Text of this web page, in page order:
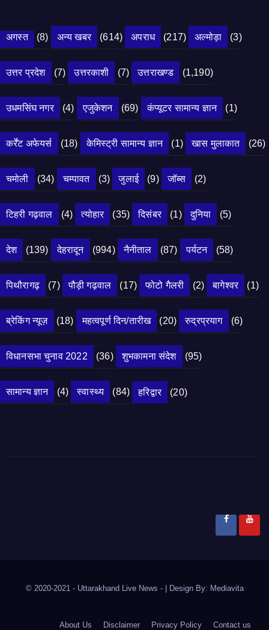
अगस्त (8) अन्य खबर (614) अपराध (217) अल्मोड़ा (3)
उत्तर प्रदेश (7) उत्तरकाशी (7) उत्तराखण्ड (1,190)
उधमसिंघ नगर (4) एजुकेशन (69) कंप्यूटर सामान्य ज्ञान (1)
कर्रेंट अफेयर्स (18) केमिस्ट्री सामान्य ज्ञान (1) खास मुलाकात (26)
चमोली (34) चम्पावत (3) जुलाई (9) जॉब्स (2)
टिहरी गढ़वाल (4) त्योहार (35) दिसंबर (1) दुनिया (5)
देश (139) देहरादून (994) नैनीताल (87) पर्यटन (58)
पिथौरागढ़ (7) पौड़ी गढ़वाल (17) फोटो गैलरी (2) बागेश्वर (1)
ब्रेकिंग न्यूज़ (18) महत्वपूर्ण दिन/तारीख (20) रुद्रप्रयाग (6)
विधानसभा चुनाव 2022 (36) शुभकामना संदेश (95)
सामान्य ज्ञान (4) स्वास्थ्य (84) हरिद्वार (20)
© 2020-2021 - Uttarakhand Live News - | Design By: Mediavita
About Us Disclaimer Privacy Policy Contact us